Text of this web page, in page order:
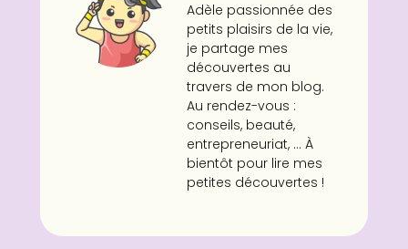
Adèle passionnée des
petits plaisirs de la vie,
je partage mes
découvertes au
travers de mon blog.
Au rendez-vous :
conseils, beauté,
entrepreneuriat, ... À
bientôt pour lire mes
petites découvertes !